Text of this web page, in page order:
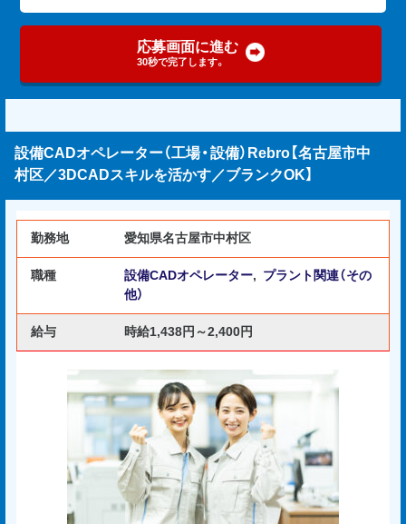
応募画面に進む
30秒で完了します。
設備CADオペレーター（工場・設備）Rebro【名古屋市中
村区／3DCADスキルを活かす／ブランクOK】
勤務地 愛知県名古屋市中村区
職種 設備CADオペレーター, プラント関連（その
他）
給与 時給1,438円～2,400円